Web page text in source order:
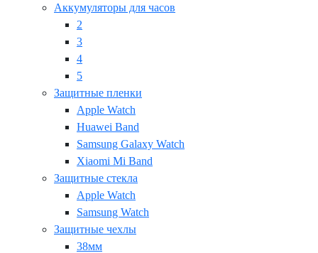
Аккумуляторы для часов
2
3
4
5
Защитные пленки
Apple Watch
Huawei Band
Samsung Galaxy Watch
Xiaomi Mi Band
Защитные стекла
Apple Watch
Samsung Watch
Защитные чехлы
38мм